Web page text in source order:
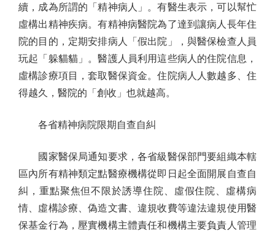
續，成為所謂的「精神病人」。有醫生表示，可以幫忙
虛構出精神疾病。有精神病醫院為了達到讓病人長年住
院的目的，定期安排病人「假出院」，與醫保檢查人員
玩起「躲貓貓」。醫護人員利用這些病人的住院信息，
虛構診療項目，套取醫保資金。住院病人人數越多、住
得越久，醫院的「創收」也就越高。
各省精神病院限期自查自糾
國家醫保局通知要求，各省級醫保部門要組織本轄
區內所有精神類定點醫療機構從即日起全面開展自查自
糾，重點聚焦但不限於誘導住院、虛假住院、虛構病
情、虛構診療、偽造文書、違規收費等違法違規使用醫
保基金行為，壓實機構主體責任和機構主要負責人管理